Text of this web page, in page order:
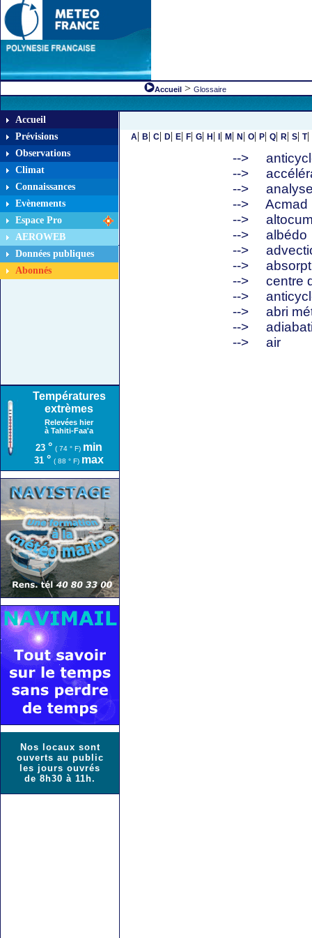
Accueil
Prévisions
Observations
Climat
Connaissances
Evènements
Espace Pro
AEROWEB
Données publiques
Abonnés
Accueil > Glossaire
Températures
extrèmes
Relevées hier
à Tahiti-Faa'a
23 ° ( 74 ° F) min
31 ° ( 88 ° F) max
Nos locaux sont
ouverts au public
les jours ouvrés
de 8h30 à 11h.
A| B| C| D| E| F| G| H | | M | N | O| P| Q| R| S| T|
-->
-->
-->
-->
Acmad
-->
-->
albédo
-->
-->
-->
centre
-->
-->
abri
-->
-->
air